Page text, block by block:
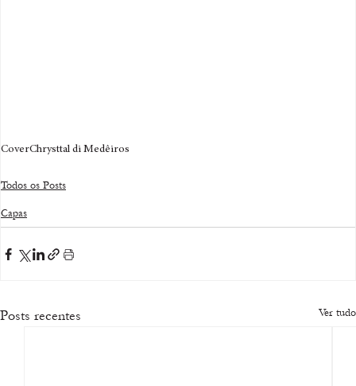
CoverChrysttal di Medêiros
Todos os Posts
Capas
Posts recentes Ver tudo